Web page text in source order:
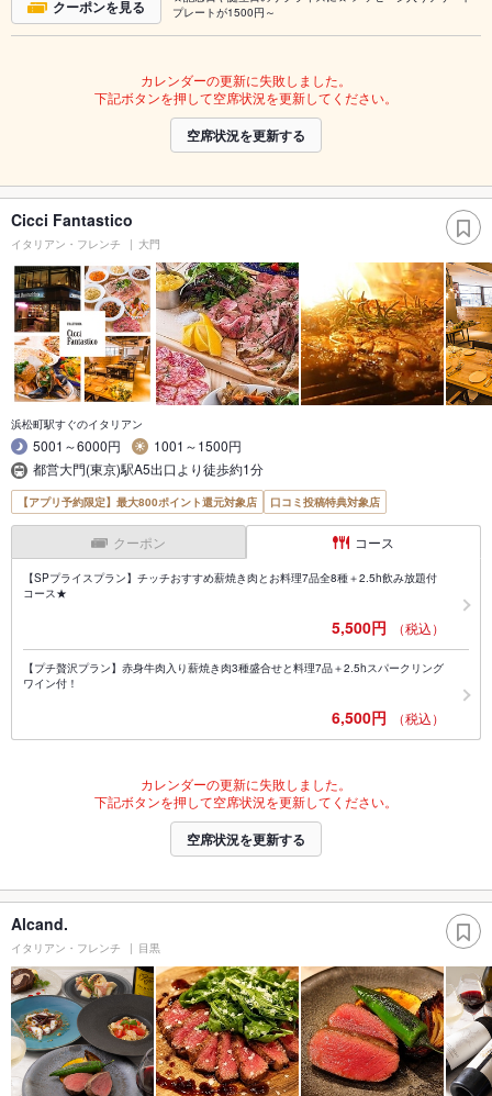
クーポンを見る
プレートが1500円～
カレンダーの更新に失敗しました。
下記ボタンを押して空席状況を更新してください。
空席状況を更新する
Cicci Fantastico
イタリアン・フレンチ 大門
浜松町駅すぐのイタリアン
5001～6000円
1001～1500円
都営大門(東京)駅A5出口より徒歩約1分
【アプリ予約限定】最大800ポイント還元対象店 口コミ投稿特典対象店
クーポン コース
【SPプライスプラン】チッチおすすめ薪焼き肉とお料理7品全8種＋2.5h飲み放題付
コース★
5,500円 （税込）
【プチ贅沢プラン】赤身牛肉入り薪焼き肉3種盛合せと料理7品＋2.5hスパークリング
ワイン付！
6,500円 （税込）
カレンダーの更新に失敗しました。
下記ボタンを押して空席状況を更新してください。
空席状況を更新する
Alcand.
イタリアン・フレンチ 目黒